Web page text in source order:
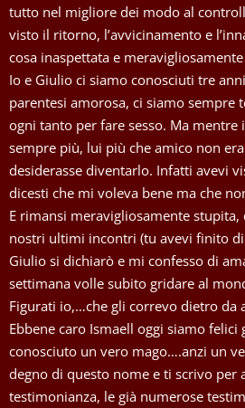
tutto nel migliore dei modo al
visto il ritorno, l’avvicinamento e
cosa inaspettata e
Io e Giulio ci siamo conosciuti tre
parentesi amorosa, ci siamo sempre
ogni tanto per fare sesso. Ma
sempre più, lui più che amico non
desiderasse diventarlo. Infatti avevi
dicesti che mi voleva bene ma che
E rimansi meravigliosamente
nostri ultimi incontri (tu avevi finito
Giulio si dichiarò e mi confesso di
settimana volle subito gridare al
Figurati io,…che gli correvo dietro da
Ebbene caro Ismaell oggi siamo felici
conosciuto un vero mago….anzi un
degno di questo nome e ti scrivo per
testimonianza, le già numerose